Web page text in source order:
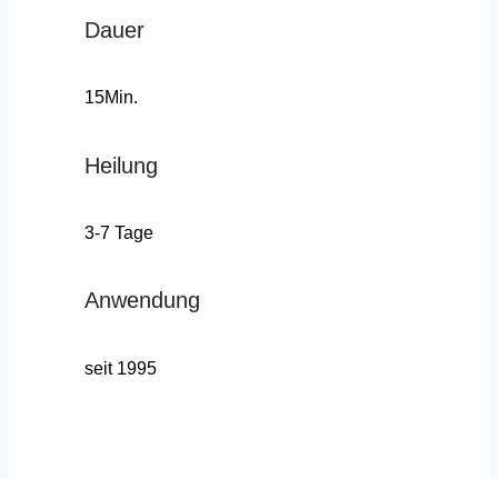
Dauer
15Min.
Heilung
3-7 Tage
Anwendung
seit 1995